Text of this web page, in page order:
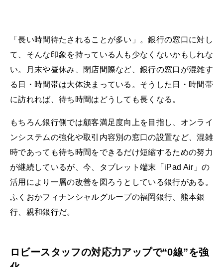
「長い時間待たされることが多い」。銀行の窓口に対し
て、そんな印象を持っている人も少なくないかもしれな
い。月末や昼休み、閉店間際など、銀行の窓口が混雑す
る日・時間帯は大体決まっている。そうした日・時間帯
に訪れれば、待ち時間はどうしても長くなる。
もちろん銀行側では顧客満足度向上を目指し、オンライ
ンシステムの強化や取引内容別の窓口の設置など、混雑
時であっても待ち時間をできるだけ短縮するための努力
が継続しているが、今、タブレット端末「iPad Air」の
活用により一層の改善を図ろうとしている銀行がある。
ふくおかフィナンシャルグループの福岡銀行、熊本銀
行、親和銀行だ。
ロビースタッフの対応力アップで“0線”を強